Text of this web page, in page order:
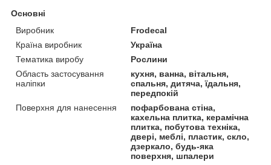
Основні
Виробник
Frodecal
Країна виробник
Україна
Тематика виробу
Рослини
Область застосування
наліпки
кухня, ванна, вітальня,
спальня, дитяча, їдальня,
передпокій
Поверхня для нанесення
пофарбована стіна,
кахельна плитка, керамічна
плитка, побутова техніка,
двері, меблі, пластик, скло,
дзеркало, будь-яка
поверхня, шпалери